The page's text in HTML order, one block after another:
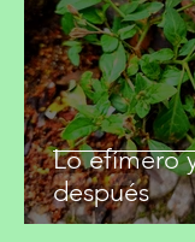
Lo efímero
después